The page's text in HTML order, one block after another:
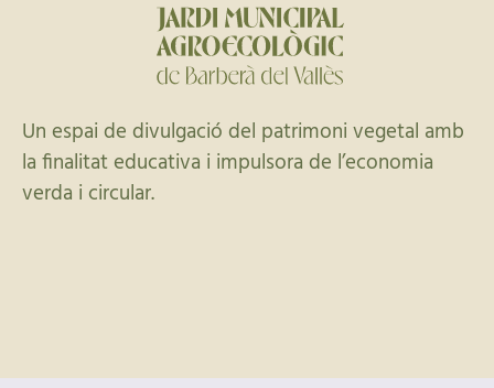
Un espai de divulgació del patrimoni vegetal amb
la finalitat educativa i impulsora de l’economia
verda i circular.